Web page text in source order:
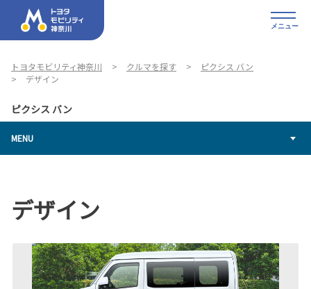
メニュー
トヨタモビリティ神奈川 クルマを探す
ピクシス バン
デザイン
ピクシス バン
MENU
デザイン